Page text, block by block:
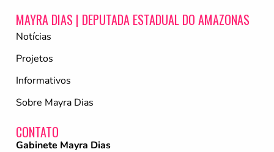
MAYRA DIAS | DEPUTADA ESTADUAL DO AMAZONAS
Notícias
Projetos
Informativos
Sobre Mayra Dias
CONTATO
Gabinete Mayra Dias